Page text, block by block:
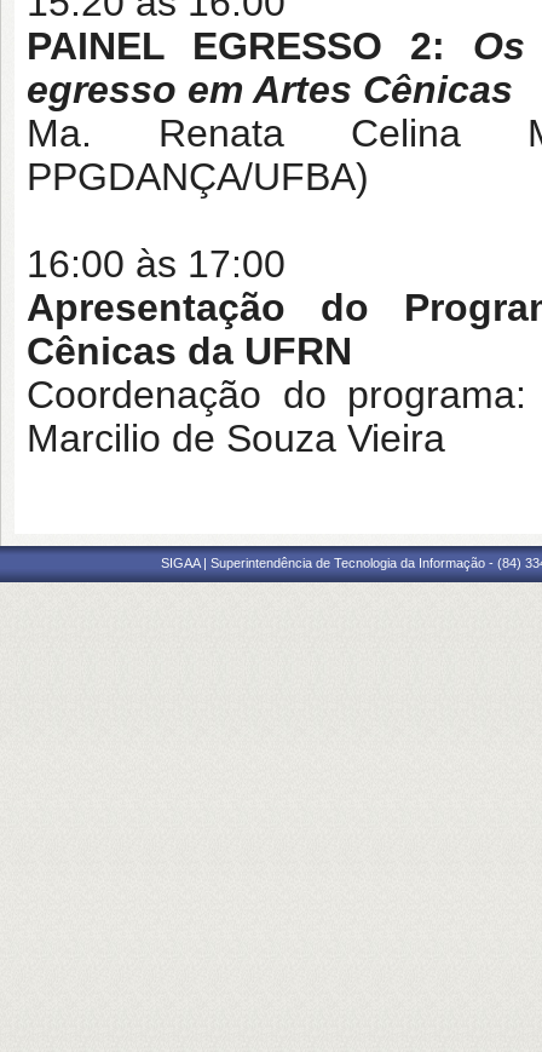
PAINEL EGRESSO 2:
egresso em Artes Cênicas
Ma. Renata Celina
PPGDANÇA/UFBA)
16:00 às 17:00
Apresentação do
Cênicas da UFRN
Coordenação do
Marcilio de Souza Vieira
SIGAA | Superintendência de Tecnologia da Informação - (84)